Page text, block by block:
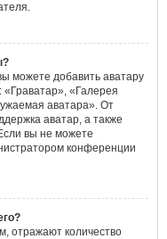
можете добавить аватару
«Граватар», «Галерея
аватара». От
аватар, а также
вы не можете
конференции
отражают количество